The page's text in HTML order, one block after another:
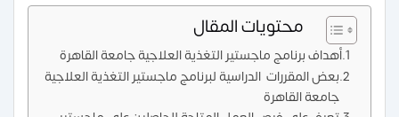
محتويات المقال
أهداف برنامج ماجستير التغذية العلاجية جامعة القاهرة
بعض المقررات الدراسية لبرنامج ماجستير التغذية العلاجية
جامعة القاهرة